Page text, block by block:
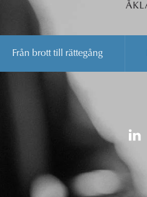
Från brott till rättegång